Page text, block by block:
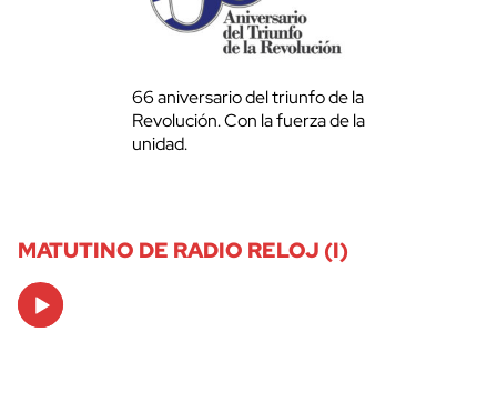
66 aniversario del triunfo de la
Revolución. Con la fuerza de la
unidad.
MATUTINO DE RADIO RELOJ (I)
Audio
Player